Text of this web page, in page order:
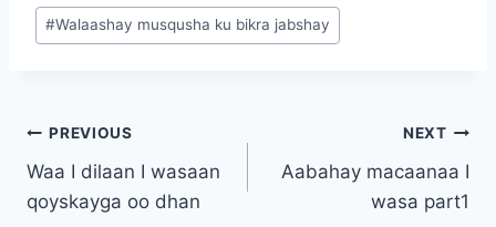
Post
Tags:
#Walaashay musqusha ku bikra jabshay
Post
navigation
PREVIOUS
Waa I dilaan I wasaan
qoyskayga oo dhan
NEXT
Aabahay macaanaa I
wasa part1